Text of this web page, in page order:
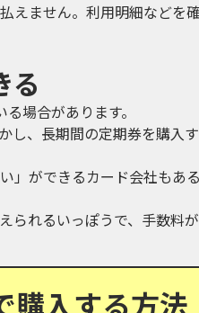
えません。利用明細などを
る
場合があります。
、長期間の定期券を購入
」ができるカード会社もあ
れるいっぽうで、手数料
購入する方法